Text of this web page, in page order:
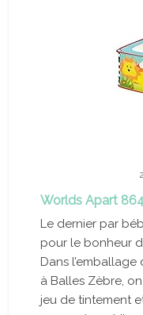
Worlds Apart
Le dernier par
pour le bonheur
Dans
à Balles Zèbre,
jeu de tintement